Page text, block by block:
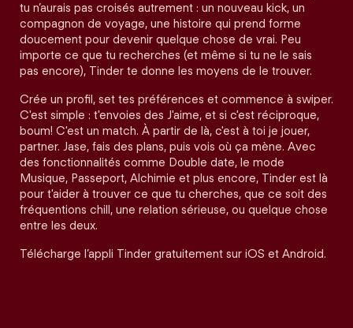
tu n’aurais pas croisés autrement : un nouveau kick, un
compagnon de voyage, une histoire qui prend forme
doucement pour devenir quelque chose de vrai. Peu
importe ce que tu recherches (et même si tu ne le sais
pas encore), Tinder te donne les moyens de le trouver.
Crée un profil, set tes préférences et commence à swiper.
C'est simple : t'envoies des J'aime, et si c'est réciproque,
boum! C'est un match. À partir de là, c'est à toi je jouer,
partner. Jase, fais des plans, puis vois où ça mène. Avec
des fonctionnalités comme Double date, le mode
Musique, Passeport, Alchimie et plus encore, Tinder est là
pour t'aider à trouver ce que tu cherches, que ce soit des
fréquentions chill, une relation sérieuse, ou quelque chose
entre les deux.
Télécharge l’appli Tinder gratuitement sur iOS et Android.